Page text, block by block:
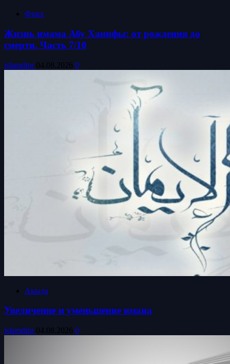
Фикх
Жизнь имама Абу Ханифы: от рождения до
смерти. Часть 7/10
islamdinr 04.08.2026 0
Акыда
Увеличение и уменьшение имана
islamdinr 04.08.2026 0